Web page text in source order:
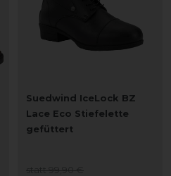
Suedwind IceLock BZ
Lace Eco Stiefelette
gefüttert